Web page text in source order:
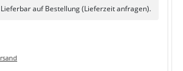
Lieferbar auf Bestellung (Lieferzeit anfragen).